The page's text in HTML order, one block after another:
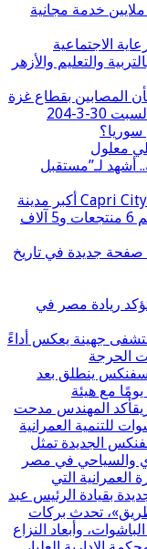
«100 يوم صحة» قدمت أكثر من 103 ملايين خدمة مجانية
الاجتماعية
والتعليم والأزهر
المصابين بقطاع غزة
3-204
سوريا؟
معلول
أشهد لـ”مستقبل
مجموعة بيك الباتروس للفنادق تطلق Capri City أكبر مدينة
سياحية متكاملة في سهل حشيش تضم 6 منتجعات و5 آلاف
جديدة في تاريخ
ريادة مصر في
جهينة يعكس أداءً
الحرجة
ينطلق بعد
مع هيئة
المهندس مدحت
للتنمية العمرانية
الجديدة تمثل
والسياحي في مصر
التي
بقيادة الرئيس عبد
تحدث بركات
وأبعاد النزاع